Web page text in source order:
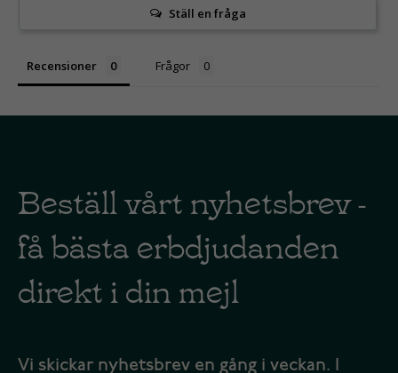
Ställ en fråga
Recensioner Frågor
Beställ vårt nyhetsbrev -
få bästa erbdjudanden
direkt i din mejl
Vi skickar nyhetsbrev en gång i veckan. I